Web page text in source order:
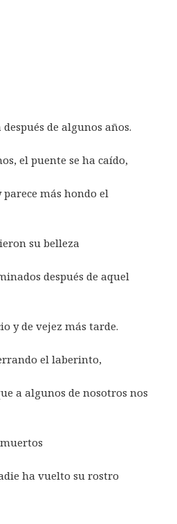
de algunos años.
el puente se ha caído,
parece más hondo el
su belleza
después de aquel
y de vejez más tarde.
el laberinto,
a algunos de nosotros nos
ha vuelto su rostro